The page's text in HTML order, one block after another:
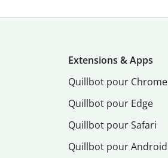
Extensions & Apps
Quillbot pour Chrome
Quillbot pour Edge
Quillbot pour Safari
Quillbot pour Android